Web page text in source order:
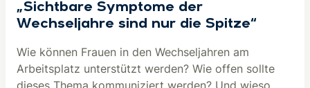
„Sichtbare Symptome der
Wechseljahre sind nur die Spitze“
Wie können Frauen in den Wechseljahren am
Arbeitsplatz unterstützt werden? Wie offen sollte
dieses Thema kommuniziert werden? Und wieso